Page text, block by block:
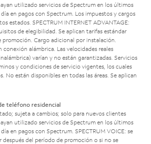
utilizado servicios de Spectrum en los últimos
en pagos con Spectrum. Los impuestos y cargos
estados. SPECTRUM INTERNET ADVANTAGE:
de elegibilidad. Se aplican tarifas estándar
promoción. Cargo adicional por instalación.
conexión alámbrica. Las velocidades reales
varían y no están garantizadas. Servicios
y condiciones de servicio vigentes, los cuales
No están disponibles en todas las áreas. Se aplican
teléfono residencial
sujeta a cambios; solo para nuevos clientes
utilizado servicios de Spectrum en los últimos
en pagos con Spectrum. SPECTRUM VOICE: se
después del período de promoción o si no se